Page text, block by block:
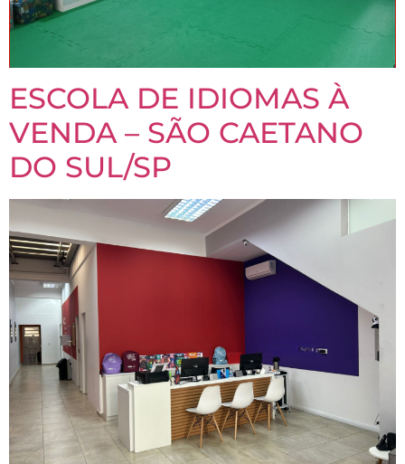
ESCOLA DE IDIOMAS À
VENDA – SÃO CAETANO
DO SUL/SP